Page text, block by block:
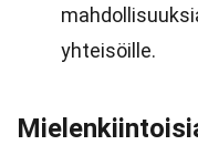
yhteisöille.